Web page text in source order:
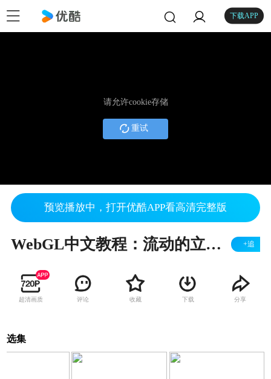
下载APP
请允许cookie存储
重试
预览播放中，打开优酷APP看高清完整版
WebGL中文教程：流动的立方体 +追
超清画质 评论 收藏 下载 分享
选集